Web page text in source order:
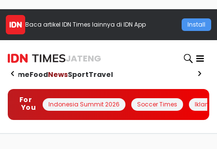
Baca artikel IDN Times lainnya di IDN App Install
JATENG
HomeFoodNewsSportTravel
For
You
Indonesia Summit 2026 Soccer Times Iklanin